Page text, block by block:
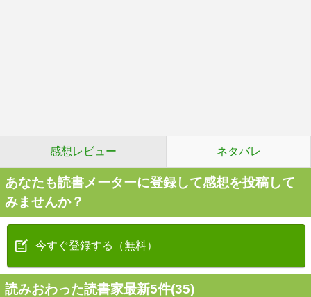
感想レビュー ネタバレ
あなたも読書メーターに登録して感想を投稿して
みませんか？
今すぐ登録する（無料）
読みおわった読書家最新5件(35)